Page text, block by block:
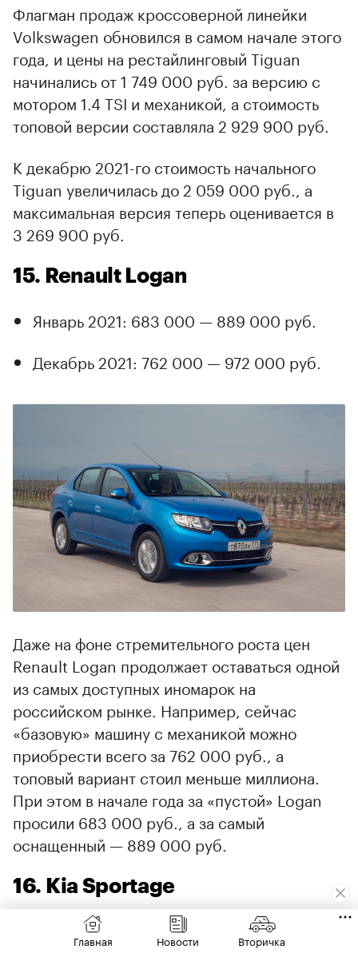
Флагман продаж кроссоверной линейки
Volkswagen обновился в самом начале этого
года, и цены на рестайлинговый Tiguan
начинались от 1 749 000 руб. за версию с
мотором 1.4 TSI и механикой, а стоимость
топовой версии составляла 2 929 900 руб.
К декабрю 2021-го стоимость начального
Tiguan увеличилась до 2 059 000 руб., а
максимальная версия теперь оценивается в
3 269 900 руб.
15. Renault Logan
Январь 2021: 683 000 — 889 000 руб.
Декабрь 2021: 762 000 — 972 000 руб.
Даже на фоне стремительного роста цен
Renault Logan продолжает оставаться одной
из самых доступных иномарок на
российском рынке. Например, сейчас
«базовую» машину с механикой можно
приобрести всего за 762 000 руб., а
топовый вариант стоил меньше миллиона.
При этом в начале года за «пустой» Logan
просили 683 000 руб., а за самый
оснащенный — 889 000 руб.
16. Kia Sportage
Январь 2021: 1 919 000 — 2 694 900 руб.
Главная Новости Вторичка